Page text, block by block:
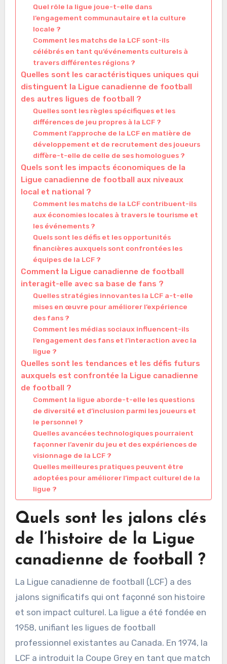
Quel rôle la ligue joue-t-elle dans
l’engagement communautaire et la culture
locale ?
Comment les matchs de la LCF sont-ils
célébrés en tant qu’événements culturels à
travers différentes régions ?
Quelles sont les caractéristiques uniques qui
distinguent la Ligue canadienne de football
des autres ligues de football ?
Quelles sont les règles spécifiques et les
différences de jeu propres à la LCF ?
Comment l’approche de la LCF en matière de
développement et de recrutement des joueurs
diffère-t-elle de celle de ses homologues ?
Quels sont les impacts économiques de la
Ligue canadienne de football aux niveaux
local et national ?
Comment les matchs de la LCF contribuent-ils
aux économies locales à travers le tourisme et
les événements ?
Quels sont les défis et les opportunités
financières auxquels sont confrontées les
équipes de la LCF ?
Comment la Ligue canadienne de football
interagit-elle avec sa base de fans ?
Quelles stratégies innovantes la LCF a-t-elle
mises en œuvre pour améliorer l’expérience
des fans ?
Comment les médias sociaux influencent-ils
l’engagement des fans et l’interaction avec la
ligue ?
Quelles sont les tendances et les défis futurs
auxquels est confrontée la Ligue canadienne
de football ?
Comment la ligue aborde-t-elle les questions
de diversité et d’inclusion parmi les joueurs et
le personnel ?
Quelles avancées technologiques pourraient
façonner l’avenir du jeu et des expériences de
visionnage de la LCF ?
Quelles meilleures pratiques peuvent être
adoptées pour améliorer l’impact culturel de la
ligue ?
Quels sont les jalons clés
de l’histoire de la Ligue
canadienne de football ?
La Ligue canadienne de football (LCF) a des
jalons significatifs qui ont façonné son histoire
et son impact culturel. La ligue a été fondée en
1958, unifiant les ligues de football
professionnel existantes au Canada. En 1974, la
LCF a introduit la Coupe Grey en tant que match